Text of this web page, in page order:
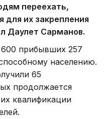
переехать,
для их закрепления
Даулет Сарманов.
прибывших 257
населению.
65
продолжается
квалификации